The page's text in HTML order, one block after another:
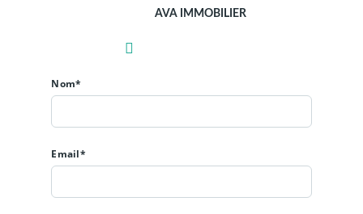
AVA IMMOBILIER
Nom*
Email*